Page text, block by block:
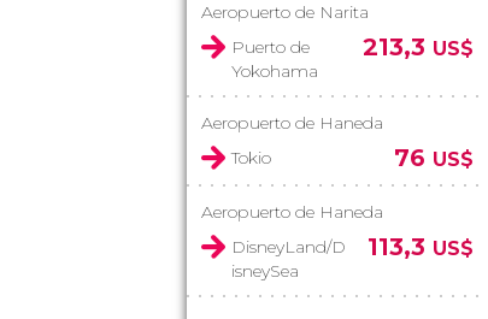
Aeropuerto de Narita
Puerto de
Yokohama
213,3 US$
Aeropuerto de Haneda
Tokio
76 US$
Aeropuerto de Haneda
DisneyLand/D
isneySea
113,3 US$